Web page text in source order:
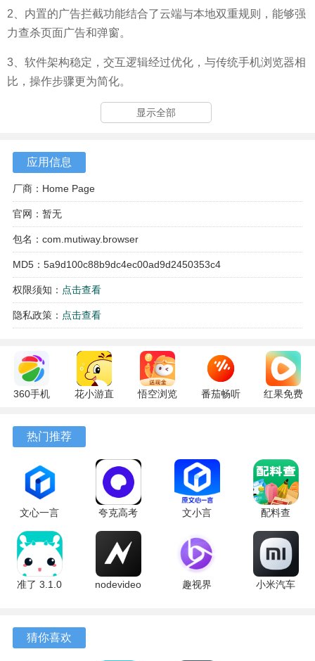
2、内置的广告拦截功能结合了云端与本地双重规则，能够强
力查杀页面广告和弹窗。
3、软件架构稳定，交互逻辑经过优化，与传统手机浏览器相
比，操作步骤更为简化。
显示全部
应用信息
厂商：Home Page
官网：暂无
包名：com.mutiway.browser
MD5：5a9d100c88b9dc4ec00ad9d2450353c4
权限须知： 点击查看
隐私政策： 点击查看
360手机
10.13.27
最新版
花小游直
17.9.56
悟空浏览
番茄畅听
红果免费
热门推荐
文心一言
4.0
5.16.0.10
最新版
夸克高考
10.14.0.1115
最新版
文小言
安卓版
配料查
3.0.1 官方
版
准了 3.1.0
nodevideo
趣视界
小米汽车
猜你喜欢